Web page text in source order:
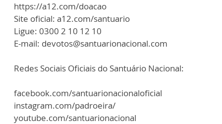
https://a12.com/doacao
Site oficial: a12.com/santuario
Ligue: 0300 2 10 12 10
E-mail: devotos@santuarionacional.com
Redes Sociais Oficiais do Santuário Nacional:
facebook.com/santuarionacionaloficial
instagram.com/padroeira/
youtube.com/santuarionacional